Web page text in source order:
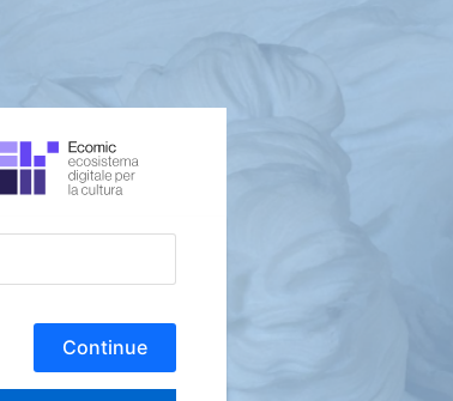
Continue